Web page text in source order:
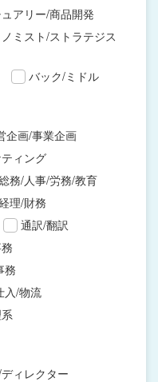
アリー/商品開発
ミスト/ストラテジス
バック/ミドル
企画/事業企画
ィング
務/人事/労務/教育
理/財務
通訳/翻訳
務
入/物流
ィレクター